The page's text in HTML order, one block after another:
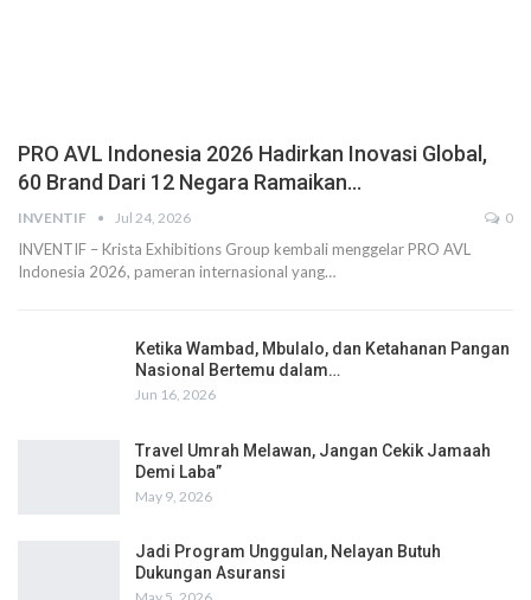
PRO AVL Indonesia 2026 Hadirkan Inovasi Global,
60 Brand Dari 12 Negara Ramaikan…
INVENTIF Jul 24, 2026 0
INVENTIF – Krista Exhibitions Group kembali menggelar PRO AVL
Indonesia 2026, pameran internasional yang…
Ketika Wambad, Mbulalo, dan Ketahanan Pangan
Nasional Bertemu dalam…
Jun 16, 2026
Travel Umrah Melawan, Jangan Cekik Jamaah
Demi Laba”
May 9, 2026
Jadi Program Unggulan, Nelayan Butuh
Dukungan Asuransi